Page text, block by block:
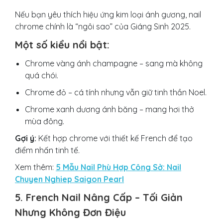
Nếu bạn yêu thích hiệu ứng kim loại ánh gương, nail
chrome chính là “ngôi sao” của Giáng Sinh 2025.
Một số kiểu nổi bật:
Chrome vàng ánh champagne – sang mà không
quá chói.
Chrome đỏ – cá tính nhưng vẫn giữ tinh thần Noel.
Chrome xanh dương ánh băng – mang hơi thở
mùa đông.
Gợi ý: Kết hợp chrome với thiết kế French để tạo
điểm nhấn tinh tế.
Xem thêm: 5 Mẫu Nail Phù Hợp Công Sở: Nail
Chuyen Nghiep Saigon Pearl
5. French Nail Nâng Cấp – Tối Giản
Nhưng Không Đơn Điệu